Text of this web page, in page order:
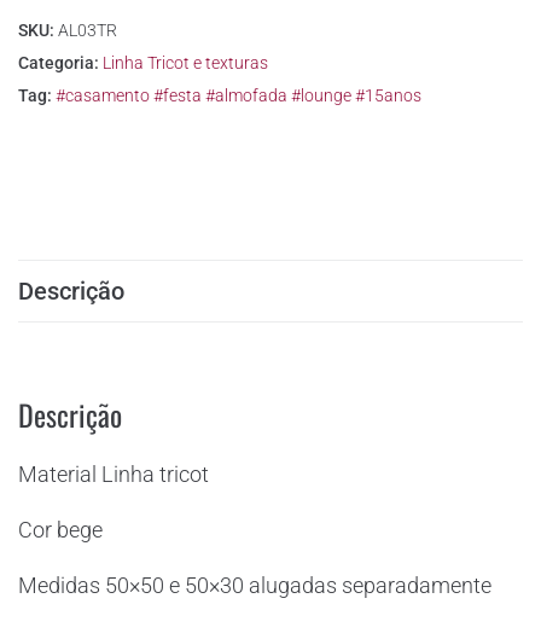
SKU: AL03TR
Categoria: Linha Tricot e texturas
Tag: #casamento #festa #almofada #lounge #15anos
Descrição
Descrição
Material Linha tricot
Cor bege
Medidas 50×50 e 50×30 alugadas separadamente